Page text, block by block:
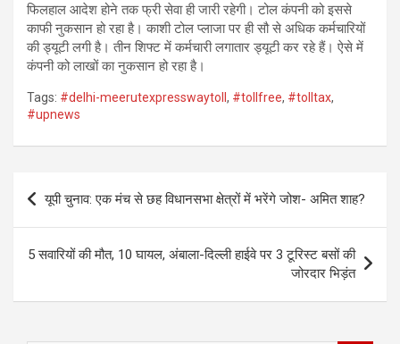
फिलहाल आदेश होने तक फ्री सेवा ही जारी रहेगी। टोल कंपनी को इससे
काफी नुकसान हो रहा है। काशी टोल प्लाजा पर ही सौ से अधिक कर्मचारियों
की ड्यूटी लगी है। तीन शिफ्ट में कर्मचारी लगातार ड्यूटी कर रहे हैं। ऐसे में
कंपनी को लाखों का नुकसान हो रहा है।
Tags: #delhi-meerutexpresswaytoll , #tollfree, #tolltax,
#upnews
Post
navigation
यूपी चुनाव: एक मंच से छह विधानसभा क्षेत्रों में भरेंगे जोश- अमित शाह?
5 सवारियों की मौत, 10 घायल, अंबाला-दिल्ली हाईवे पर 3 टूरिस्ट बसों की
जोरदार भिड़ंत